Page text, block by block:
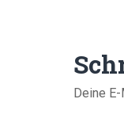
Deine